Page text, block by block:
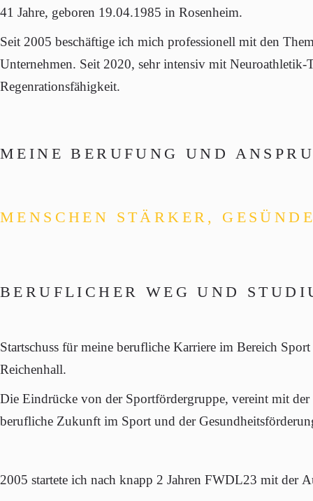
41 Jahre, geboren 19.04.1985 in Rosenheim.
Seit 2005 beschäftige ich mich professionell mit den
Unternehmen. Seit 2020, sehr intensiv mit
Regenrationsfähigkeit.
MEINE BERUFUNG UND
MENSCHEN STÄRKER,
BERUFLICHER WEG UND
Startschuss für meine berufliche Karriere im Bereich
Reichenhall.
Die Eindrücke von der Sportfördergruppe, vereint mit
berufliche Zukunft im Sport und der
2005 startete ich nach knapp 2 Jahren FWDL23 mit der